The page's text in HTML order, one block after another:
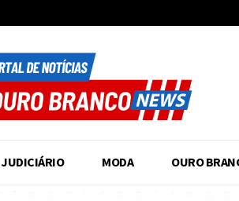
JUDICIÁRIO MODA OURO